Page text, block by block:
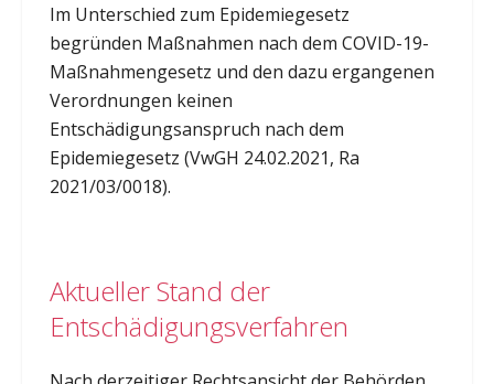
Im Unterschied zum Epidemiegesetz
begründen Maßnahmen nach dem COVID-19-
Maßnahmengesetz und den dazu ergangenen
Verordnungen keinen
Entschädigungsanspruch nach dem
Epidemiegesetz (VwGH 24.02.2021, Ra
2021/03/0018).
Aktueller Stand der
Entschädigungsverfahren